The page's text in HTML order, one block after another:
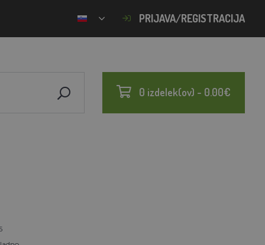
PRIJAVA/REGISTRACIJA
0 izdelek(ov) - 0.00€